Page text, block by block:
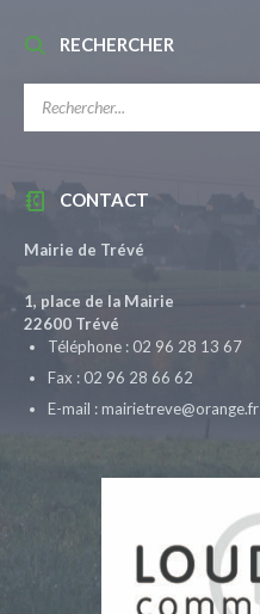
RECHERCHER
CONTACT
Mairie de Trévé
1, place de la Mairie
22600 Trévé
Téléphone : 02 96 28 13 67
Fax : 02 96 28 66 62
E-mail : mairietreve@orange.fr